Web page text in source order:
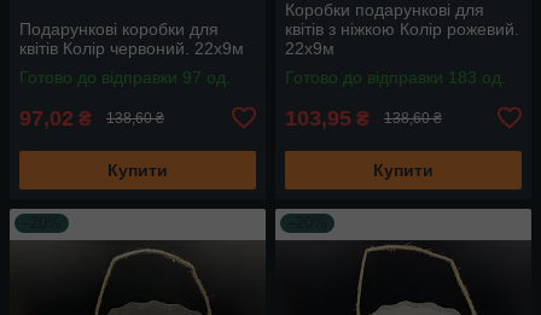
Подарункові коробки для
квітів Колір червоний. 22х9м
Готово до відправки 97 од.
97,02 ₴ 138,60 ₴
Купити
Коробки подарункові для
квітів з ніжкою Колір рожевий.
22х9м
Готово до відправки 183 од.
103,95 ₴ 138,60 ₴
Купити